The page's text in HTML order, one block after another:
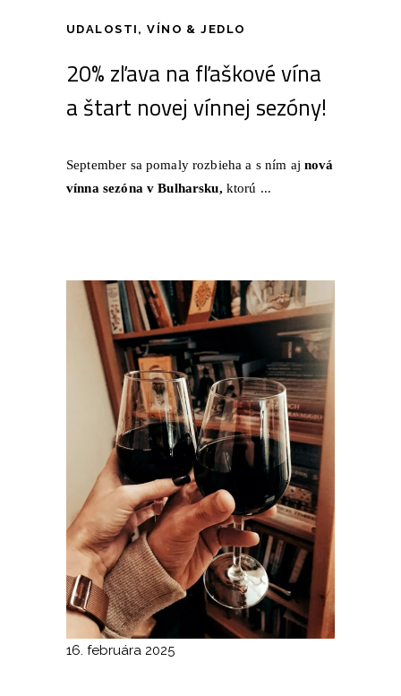
UDALOSTI ,VÍNO & JEDLO
20% zľava na fľaškové vína
a štart novej vínnej sezóny!
September sa pomaly rozbieha a s ním aj nová
vínna sezóna v Bulharsku, ktorú ...
16. februára 2025